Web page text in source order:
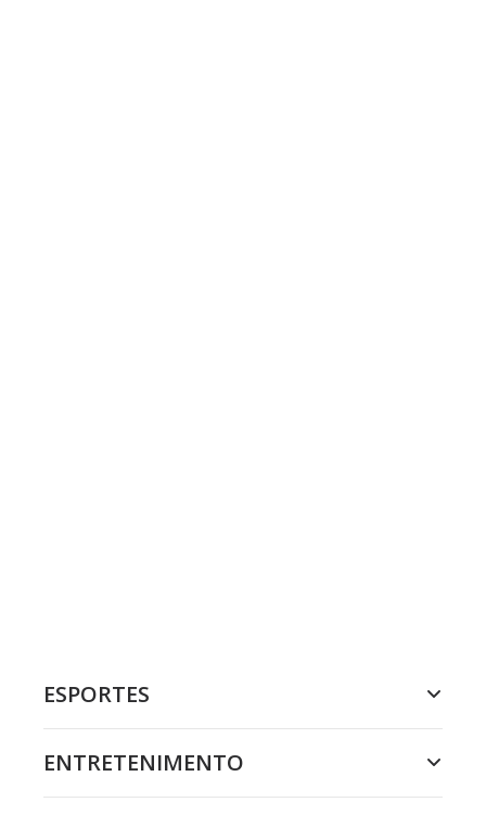
ESPORTES
ENTRETENIMENTO